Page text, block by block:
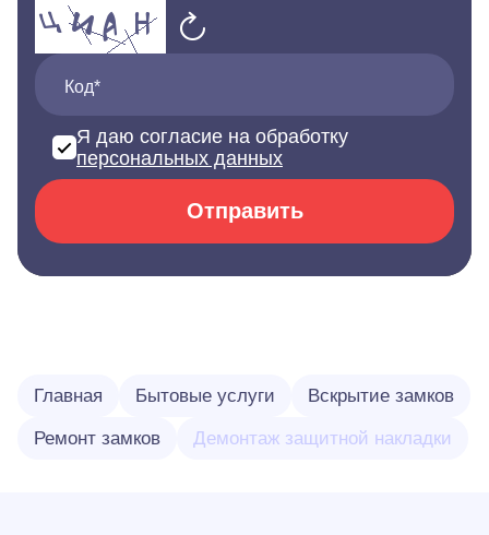
Код*
Я даю согласие на обработку
персональных данных
Отправить
Главная Бытовые услуги Вскрытие замков
Ремонт замков Демонтаж защитной накладки